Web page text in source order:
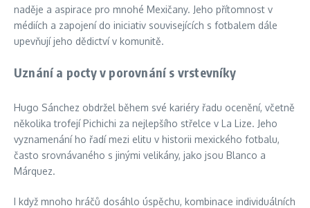
naděje a aspirace pro mnohé Mexičany. Jeho přítomnost v
médiích a zapojení do iniciativ souvisejících s fotbalem dále
upevňují jeho dědictví v komunitě.
Uznání a pocty v porovnání s vrstevníky
Hugo Sánchez obdržel během své kariéry řadu ocenění, včetně
několika trofejí Pichichi za nejlepšího střelce v La Lize. Jeho
vyznamenání ho řadí mezi elitu v historii mexického fotbalu,
často srovnávaného s jinými velikány, jako jsou Blanco a
Márquez.
I když mnoho hráčů dosáhlo úspěchu, kombinace individuálních